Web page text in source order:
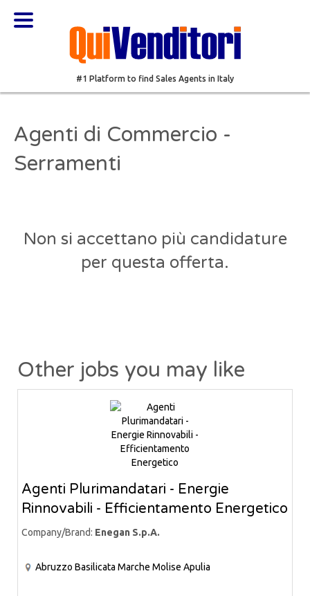
#1 Platform to find Sales Agents in Italy
Agenti di Commercio -
Serramenti
Non si accettano più candidature
per questa offerta.
Other jobs you may like
Agenti Plurimandatari - Energie
Rinnovabili - Efficientamento Energetico
Company/Brand: Enegan S.p.A.
Abruzzo Basilicata Marche Molise Apulia